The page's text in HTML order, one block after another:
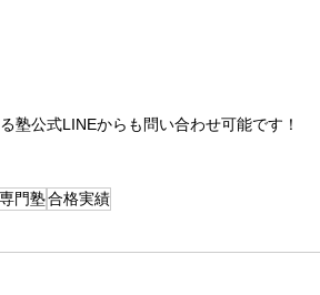
塾公式LINEからも問い合わせ可能です！
門塾合格実績